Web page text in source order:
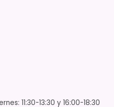
11:30-13:30 y 16:00-18:30